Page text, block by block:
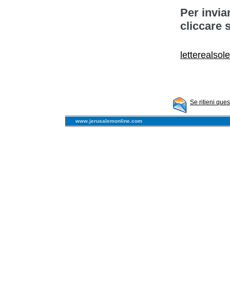
Per
cliccare
Se ritieni
www.jerusalemonline.com